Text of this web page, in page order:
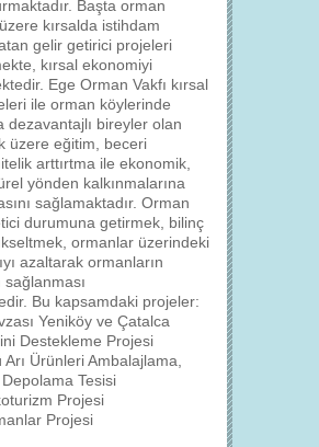
Başta orman
kırsalda istihdam
gelir getirici projeleri
kırsal ekonomiyi
Ege Orman Vakfı kırsal
ile orman köylerinde
dezavantajlı bireyler olan
üzere eğitim, beceri
arttırtma ile ekonomik,
yönden kalkınmalarına
sağlamaktadır. Orman
durumuna getirmek, bilinç
ormanlar üzerindeki
azaltarak ormanların
sağlanması
Bu kapsamdaki projeler:
Yeniköy ve Çatalca
Destekleme Projesi
Arı Ürünleri Ambalajlama,
Tesisi
Projesi
Projesi